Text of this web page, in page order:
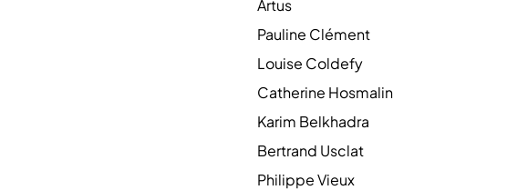
Artus
Pauline Clément
Louise Coldefy
Catherine Hosmalin
Karim Belkhadra
Bertrand Usclat
Philippe Vieux